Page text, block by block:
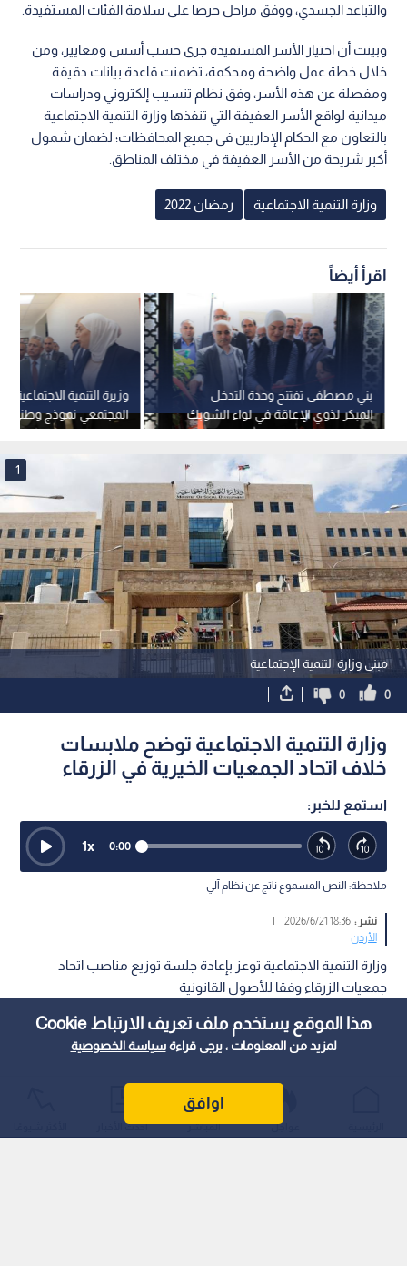
هذا الموقع يستخدم ملف تعريف الارتباط Cookie
لمزيد من المعلومات ، يرجى قراءةسياسة الخصوصية
اوافق
والتباعد الجسدي، ووفق مراحل حرصا على سلامة الفئات المستفيدة.
وبينت أن اختيار الأسر المستفيدة جرى حسب أسس ومعايير، ومن
خلال خطة عمل واضحة ومحكمة، تضمنت قاعدة بيانات دقيقة
ومفصلة عن هذه الأسر، وفق نظام تنسيب إلكتروني ودراسات
ميدانية لواقع الأسر العفيفة التي تنفذها وزارة التنمية الاجتماعية
بالتعاون مع الحكام الإداريين في جميع المحافظات؛ لضمان شمول
أكبر شريحة من الأسر العفيفة في مختلف المناطق.
وزارة التنمية الاجتماعية رمضان 2022
اقرأ أيضاً
وزيرة التنمية الاجتماعية:
المجتمعي نموذج وطني
حماية المجتمع وتعزيز
بني مصطفى تفتتح وحدة التدخل
المبكر لذوي الإعاقة في لواء الشوبك
مبنى وزارة التنمية الإجتماعية
1
0
0
وزارة التنمية الاجتماعية توضح ملابسات
خلاف اتحاد الجمعيات الخيرية في الزرقاء
استمع للخبر:
0:00
1x
ملاحظة: النص المسموع ناتج عن نظام آلي
نشر :18:36 2026/6/21
|
الأردن
وزارة التنمية الاجتماعية توعز بإعادة جلسة توزيع مناصب اتحاد
جمعيات الزرقاء وفقا للأصول القانونية
عواجل المباشر أحدث الأخبار